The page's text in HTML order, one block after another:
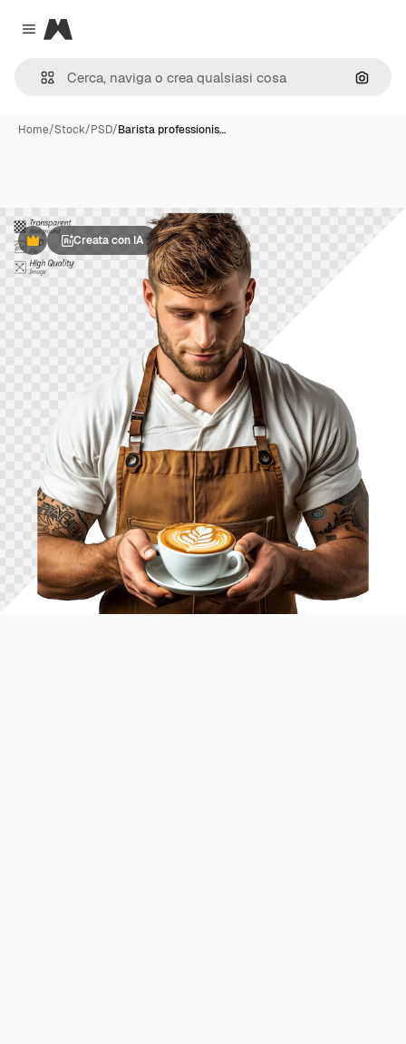
Close menu
Magnific
Cerca
Home/Stock/PSD/Barista professionis…
PremiumCreata con IA